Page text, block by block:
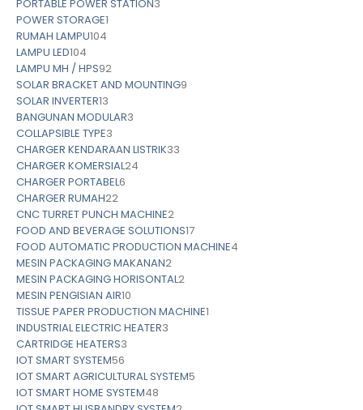
PORTABLE POWER STATION3
POWER STORAGE1
RUMAH LAMPU104
LAMPU LED104
LAMPU MH / HPS92
SOLAR BRACKET AND MOUNTING9
SOLAR INVERTER13
BANGUNAN MODULAR3
COLLAPSIBLE TYPE3
CHARGER KENDARAAN LISTRIK33
CHARGER KOMERSIAL24
CHARGER PORTABEL6
CHARGER RUMAH22
CNC TURRET PUNCH MACHINE2
FOOD AND BEVERAGE SOLUTIONS17
FOOD AUTOMATIC PRODUCTION MACHINE4
MESIN PACKAGING MAKANAN2
MESIN PACKAGING HORISONTAL2
MESIN PENGISIAN AIR10
TISSUE PAPER PRODUCTION MACHINE1
INDUSTRIAL ELECTRIC HEATER3
CARTRIDGE HEATERS3
IOT SMART SYSTEM56
IOT SMART AGRICULTURAL SYSTEM5
IOT SMART HOME SYSTEM48